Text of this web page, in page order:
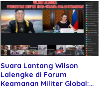
Suara Lantang Wilson
Lalengke di Forum
Keamanan Militer Global: